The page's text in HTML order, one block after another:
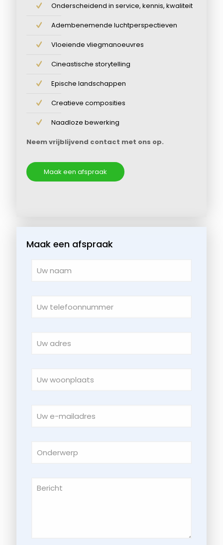
Onderscheidend in service, kennis, kwaliteit
Adembenemende luchtperspectieven
Vloeiende vliegmanoeuvres
Cineastische storytelling
Epische landschappen
Creatieve composities
Naadloze bewerking
Neem vrijblijvend contact met ons op.
Maak een afspraak
Maak een afspraak